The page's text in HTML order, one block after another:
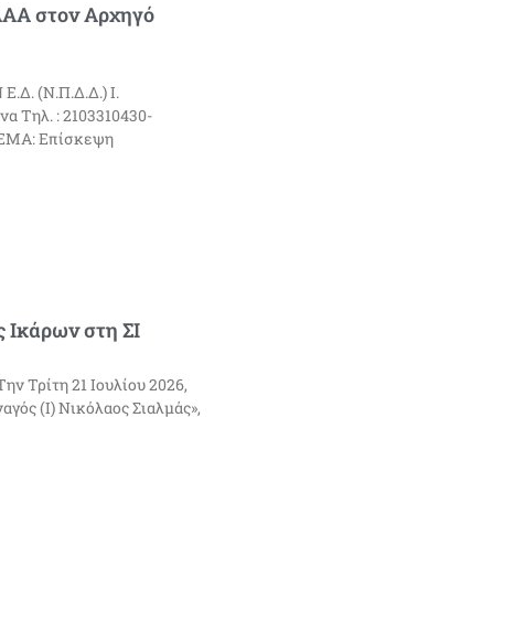
στον Αρχηγό
(Ν.Π.Δ.Δ.) Ι.
Τηλ. : 2103310430-
Επίσκεψη
στη ΣΙ
Τρίτη 21 Ιουλίου 2026,
(Ι) Νικόλαος Σιαλμάς»,